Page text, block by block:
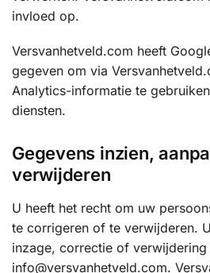
invloed op.
Versvanhetveld.com heeft
gegeven om via
Analytics-informatie te
diensten.
Gegevens inzien,
verwijderen
U heeft het recht om uw
te corrigeren of te verwijderen.
inzage, correctie of verwijdering
info@versvanhetveld.com.